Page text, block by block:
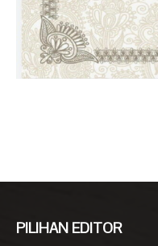
PILIHAN EDITOR